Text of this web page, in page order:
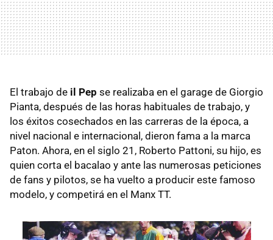
El trabajo de il Pep se realizaba en el garage de Giorgio
Pianta, después de las horas habituales de trabajo, y
los éxitos cosechados en las carreras de la época, a
nivel nacional e internacional, dieron fama a la marca
Paton. Ahora, en el siglo 21, Roberto Pattoni, su hijo, es
quien corta el bacalao y ante las numerosas peticiones
de fans y pilotos, se ha vuelto a producir este famoso
modelo, y competirá en el Manx TT.